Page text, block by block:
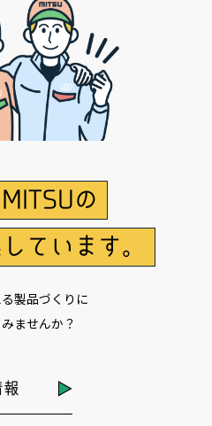
の
ています。
製品づくりに
ませんか？